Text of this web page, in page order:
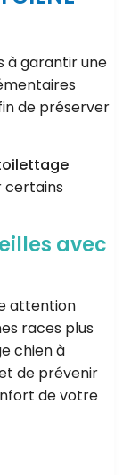
à garantir une
de préserver
certains
avec
attention
races plus
chien à
de prévenir
de votre